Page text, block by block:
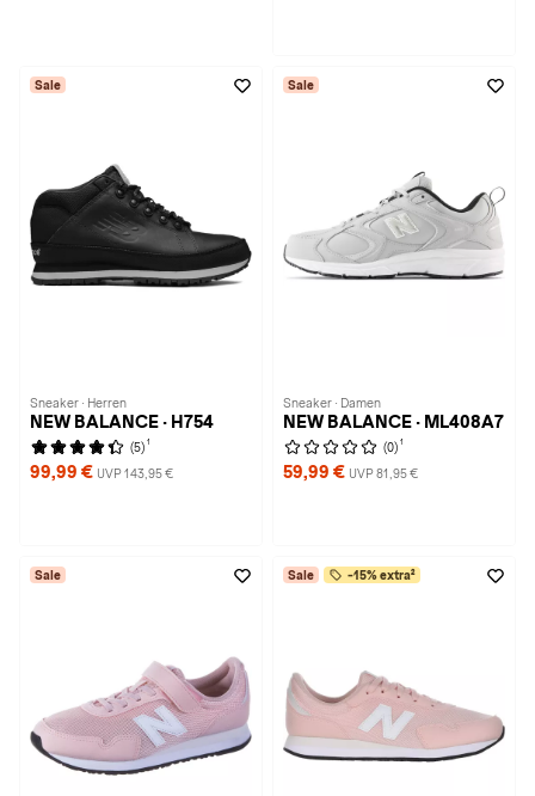
Sale
Sneaker · Herren
NEW BALANCE · H754
(5) 1
99,99 € UVP 143,95 €
Sale
Sneaker · Damen
NEW BALANCE · ML408A7
(0) 1
59,99 € UVP 81,95 €
Sale Sale -15% extra²